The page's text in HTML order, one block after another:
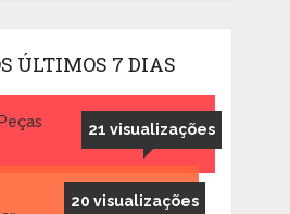
ÚLTIMOS 7 DIAS
21 visualizações
20 visualizações